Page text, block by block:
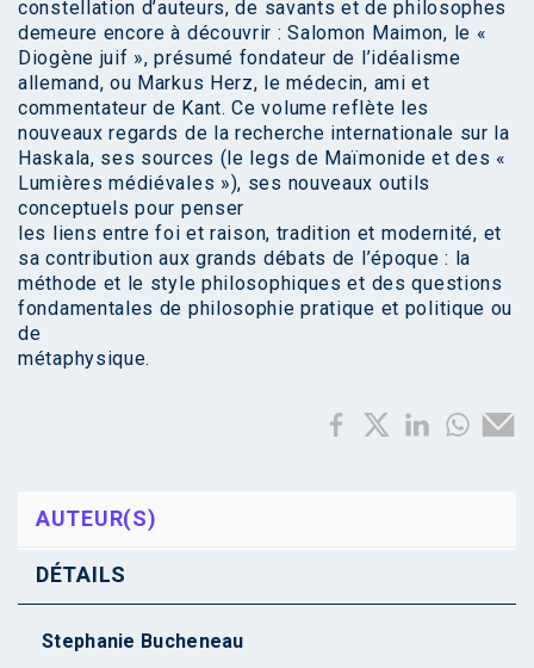
constellation d’auteurs, de savants et de philosophes
demeure encore à découvrir : Salomon Maimon, le «
Diogène juif », présumé fondateur de l’idéalisme
allemand, ou Markus Herz, le médecin, ami et
commentateur de Kant. Ce volume reflète les
nouveaux regards de la recherche internationale sur la
Haskala, ses sources (le legs de Maïmonide et des «
Lumières médiévales »), ses nouveaux outils
conceptuels pour penser
les liens entre foi et raison, tradition et modernité, et
sa contribution aux grands débats de l’époque : la
méthode et le style philosophiques et des questions
fondamentales de philosophie pratique et politique ou
de
métaphysique.
AUTEUR(S)
DÉTAILS
Stephanie Bucheneau